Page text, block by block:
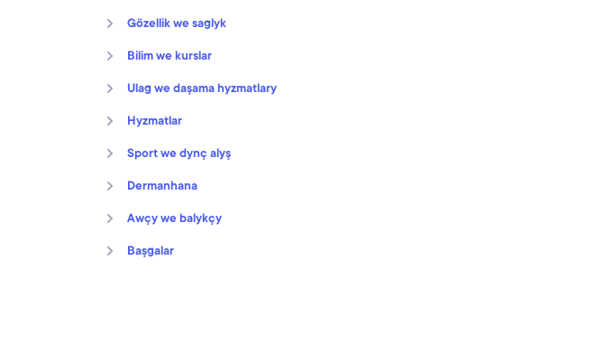
Gözellik we saglyk
Bilim we kurslar
Ulag we daşama hyzmatlary
Hyzmatlar
Sport we dynç alyş
Dermanhana
Awçy we balykçy
Başgalar